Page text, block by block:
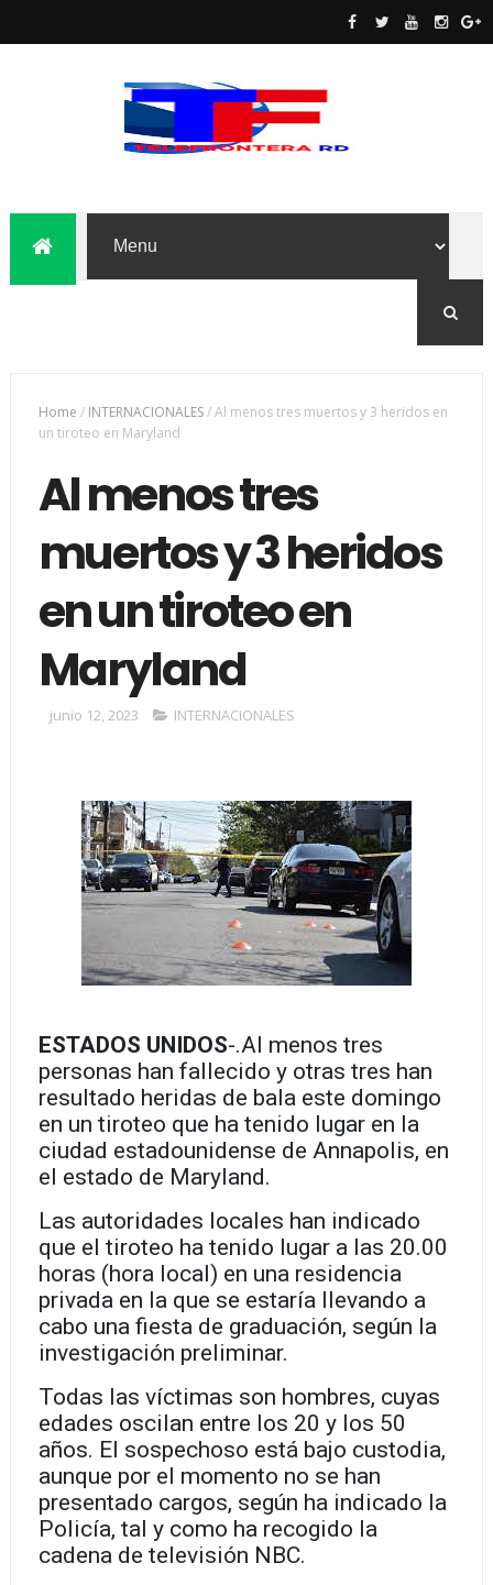
Home / INTERNACIONALES/Al menos tres muertos y 3 heridos en
un tiroteo en Maryland
Al menos tres
muertos y 3 heridos
en un tiroteo en
Maryland
junio 12, 2023 INTERNACIONALES
ESTADOS UNIDOS-.Al menos tres
personas han fallecido y otras tres han
resultado heridas de bala este domingo
en un tiroteo que ha tenido lugar en la
ciudad estadounidense de Annapolis, en
el estado de Maryland.
Las autoridades locales han indicado
que el tiroteo ha tenido lugar a las 20.00
horas (hora local) en una residencia
privada en la que se estaría llevando a
cabo una fiesta de graduación, según la
investigación preliminar.
Todas las víctimas son hombres, cuyas
edades oscilan entre los 20 y los 50
años. El sospechoso está bajo custodia,
aunque por el momento no se han
presentado cargos, según ha indicado la
Policía, tal y como ha recogido la
cadena de televisión NBC.